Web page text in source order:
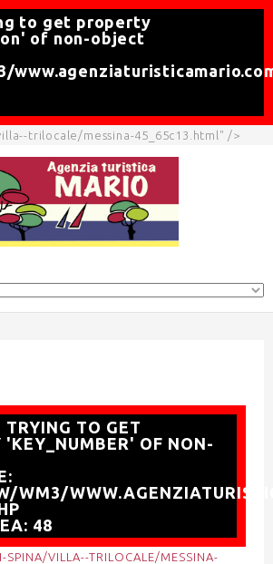
to get property
of non-object
trilocale/messina-45_65c13.html" />
TO GET
'KEY_NUMBER' OF NON-
WM3/
48
VILLA--TRILOCALE/MESSINA-